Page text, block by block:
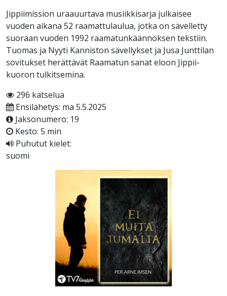
Jippiimission uraauurtava musiikkisarja julkaisee
vuoden aikana 52 raamattulaulua, jotka on sävelletty
suoraan vuoden 1992 raamatunkäännöksen tekstiin.
Tuomas ja Nyyti Kanniston sävellykset ja Jusa Junttilan
sovitukset herättävät Raamatun sanat eloon Jippii-
kuoron tulkitsemina.
296 katselua
Ensilähetys: ma 5.5.2025
Jaksonumero: 19
Kesto: 5 min
Puhutut kielet:
suomi